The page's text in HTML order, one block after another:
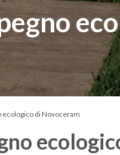
ecologico di Novoceram